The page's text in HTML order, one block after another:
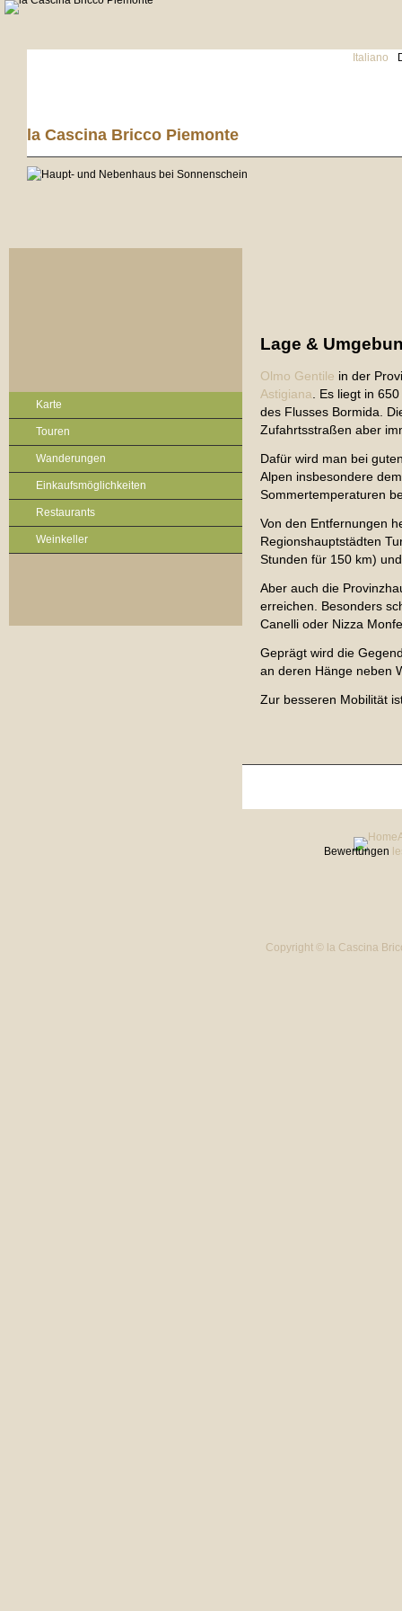
Italiano
la Cascina Bricco Piemonte
Karte
Touren
Wanderungen
Einkaufsmöglichkeiten
Restaurants
Weinkeller
Lage &
Olmo Gentile in der
Astigiana. Es liegt in
des Flusses Bormida.
Zufahrtsstraßen aber
Dafür wird man bei
Alpen insbesondere
Sommertemperaturen
Von den Entfernungen
Regionshauptstädten
Stunden für 150 km)
Aber auch die
erreichen. Besonders
Canelli oder Nizza
Geprägt wird die
an deren Hänge neben
Zur besseren Mobilität
Bewertungen
Copyright © la Cascina